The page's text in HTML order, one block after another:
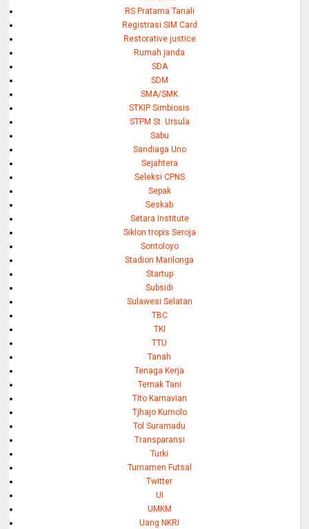
RS Pratama Tanali
Registrasi SIM Card
Restorative justice
Rumah janda
SDA
SDM
SMA/SMK
STKIP Simbiosis
STPM St. Ursula
Sabu
Sandiaga Uno
Sejahtera
Seleksi CPNS
Sepak
Seskab
Setara Institute
Siklon tropis Seroja
Sontoloyo
Stadion Marilonga
Startup
Subsidi
Sulawesi Selatan
TBC
TKI
TTU
Tanah
Tenaga Kerja
Ternak Tani
Tito Karnavian
Tjhajo Kumolo
Tol Suramadu
Transparansi
Turki
Turnamen Futsal
Twitter
UI
UMKM
Uang NKRI